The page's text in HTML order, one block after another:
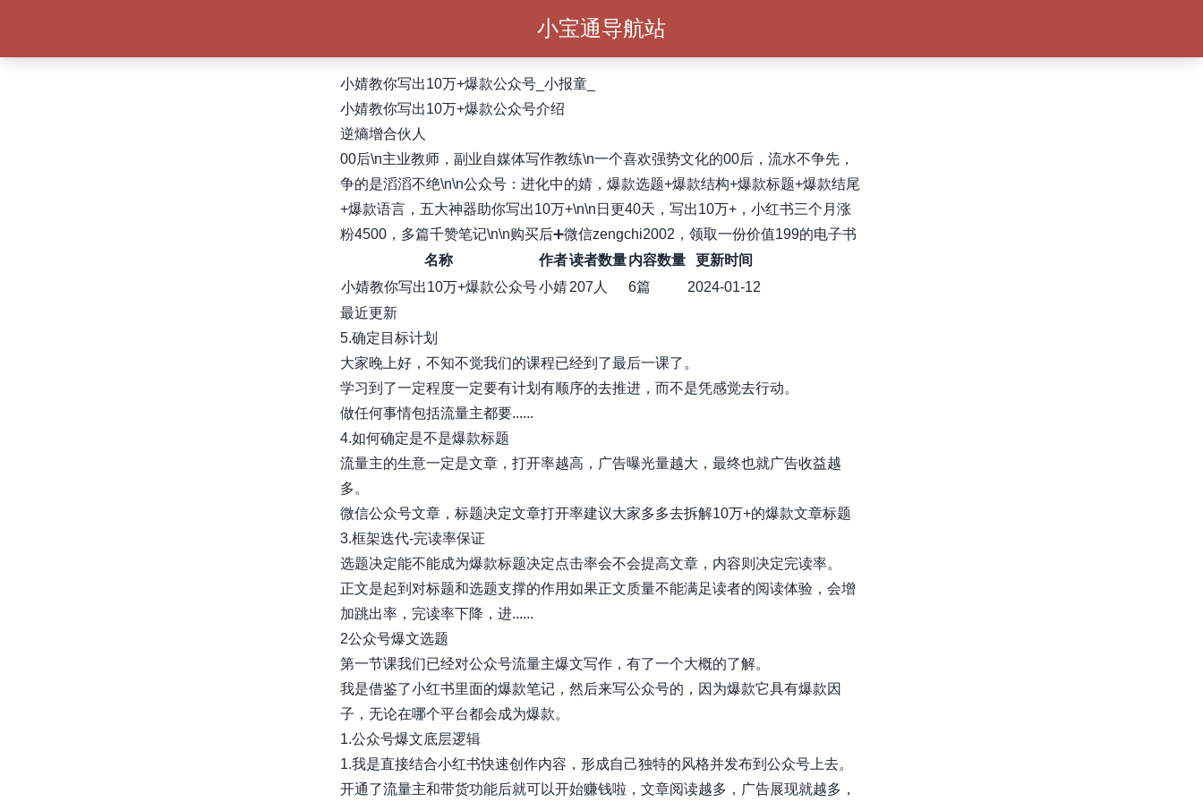
小宝通导航站
小婧教你写出10万+爆款公众号_小报童_
小婧教你写出10万+爆款公众号介绍
逆熵增合伙人
00后\n主业教师，副业自媒体写作教练\n一个喜欢强势文化的00后，流水不争先，
争的是滔滔不绝\n\n公众号：进化中的婧，爆款选题+爆款结构+爆款标题+爆款结尾
+爆款语言，五大神器助你写出10万+\n\n日更40天，写出10万+，小红书三个月涨
粉4500，多篇千赞笔记\n\n购买后➕微信zengchi2002，领取一份价值199的电子书
名称
作者读者数量 内容数量
更新时间
小婧教你写出10万+爆款公众号小婧 207人 6篇
2024-01-12
最近更新
5.确定目标计划
大家晚上好，不知不觉我们的课程已经到了最后一课了。
学习到了一定程度一定要有计划有顺序的去推进，而不是凭感觉去行动。
做任何事情包括流量主都要......
4.如何确定是不是爆款标题
流量主的生意一定是文章，打开率越高，广告曝光量越大，最终也就广告收益越
多。
微信公众号文章，标题决定文章打开率建议大家多多去拆解10万+的爆款文章标题
3.框架迭代-完读率保证
选题决定能不能成为爆款标题决定点击率会不会提高文章，内容则决定完读率。
正文是起到对标题和选题支撑的作用如果正文质量不能满足读者的阅读体验，会增
加跳出率，完读率下降，进......
2公众号爆文选题
第一节课我们已经对公众号流量主爆文写作，有了一个大概的了解。
我是借鉴了小红书里面的爆款笔记，然后来写公众号的，因为爆款它具有爆款因
子，无论在哪个平台都会成为爆款。
1.公众号爆文底层逻辑
1.我是直接结合小红书快速创作内容，形成自己独特的风格并发布到公众号上去。
开通了流量主和带货功能后就可以开始赚钱啦，文章阅读越多，广告展现就越多，